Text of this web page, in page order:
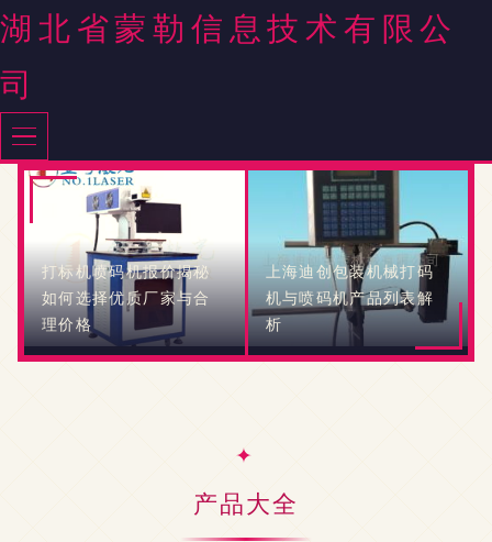
湖北省蒙勒信息技术有限公
司
打标机喷码机报价揭秘
如何选择优质厂家与合
理价格
上海迪创包装机械打码
机与喷码机产品列表解
析
产品大全